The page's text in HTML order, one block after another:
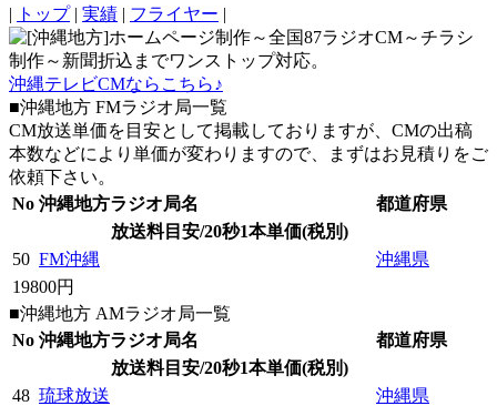
| トップ| 実績 | フライヤー |
沖縄テレビCMならこちら♪
■沖縄地方 FMラジオ局一覧
CM放送単価を目安として掲載しておりますが、CMの出稿
本数などにより単価が変わりますので、まずはお見積りをご
依頼下さい。
No 沖縄地方ラジオ局名
都道府県
放送料目安/20秒1本単価(税別)
50 FM沖縄
沖縄県
19800円
■沖縄地方 AMラジオ局一覧
No 沖縄地方ラジオ局名
都道府県
放送料目安/20秒1本単価(税別)
48 琉球放送
沖縄県